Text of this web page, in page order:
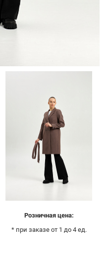
Розничная цена:
* при заказе от 1 до 4 ед.